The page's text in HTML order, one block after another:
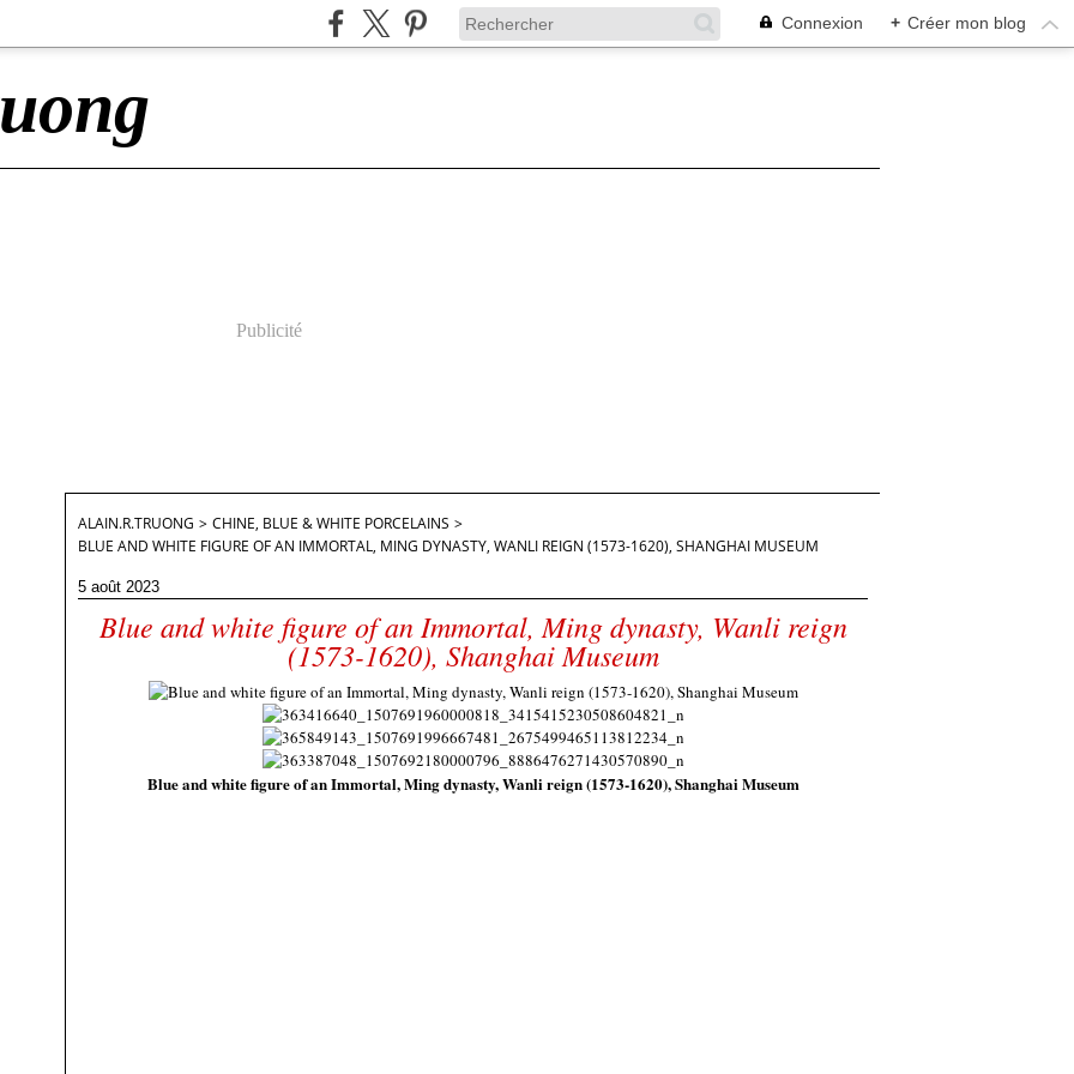
Connexion + Créer mon blog
Publicité
ALAIN.R.TRUONG > CHINE, BLUE & WHITE PORCELAINS >
BLUE AND WHITE FIGURE OF AN IMMORTAL, MING DYNASTY, WANLI REIGN (1573-1620), SHANGHAI MUSEUM
5 août 2023
Blue and white figure of an Immortal, Ming dynasty, Wanli reign
(1573-1620), Shanghai Museum
Blue and white figure of an Immortal, Ming dynasty, Wanli reign (1573-1620), Shanghai Museum